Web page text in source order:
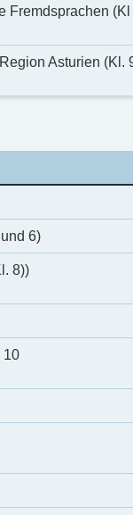
Fremdsprachen (Kl
Asturien (Kl.
6)
8))
10